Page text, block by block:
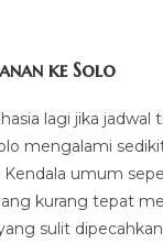
ke Solo
lagi jika jadwal
mengalami
umum
kurang tepat
sulit